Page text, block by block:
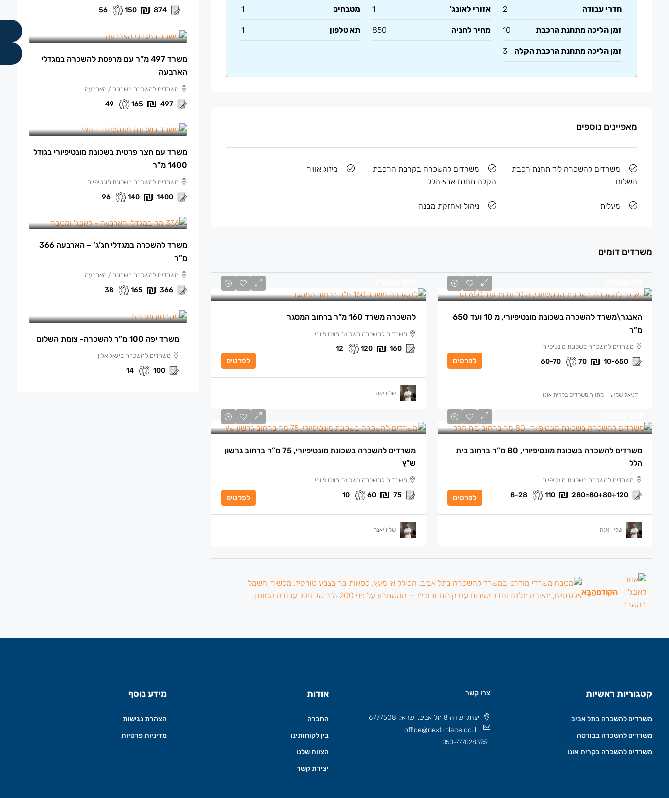
חדרי עבודה 2 אזורי לאונג' 1 מטבחים 1
זמן הליכה מתחנת הרכבת 10 מחיר לחניה 850 תא טלפון 1
זמן הליכה מתחנת הרכבת הקלה 3
מאפיינים נוספים
משרדים להשכרה ליד תחנת רכבת
השלום
משרדים להשכרה בקרבת הרכבת
הקלה תחנת אבא הלל
מיזוג אוויר
מעלית ניהול ואחזקת מבנה
משרדים דומים
האנגר\משרד להשכרה בשכונת מונטיפיורי, מ 10 ועד 650
מ”ר
משרדים להשכרה בשכונת מונטיפיורי
10-650
70
60-70 לפרטים
דניאל שמיע – מתווך משרדים בקרית אונו
להשכרה משרד 160 מ”ר ברחוב המסגר
משרדים להשכרה בשכונת מונטיפיורי
160
120
12
לפרטים
שליו יאנה
משרדים להשכרה בשכונת מונטיפיורי, 80 מ”ר ברחוב בית
הלל
משרדים להשכרה בשכונת מונטיפיורי
80+80+120=280
110
8-28 לפרטים
שליו יאנה
משרדים להשכרה בשכונת מונטיפיורי, 75 מ”ר ברחוב גרשון
ש”ץ
משרדים להשכרה בשכונת מונטיפיורי
75
60
10 לפרטים
שליו יאנה
הקודםהַבָּא
874
150
56
משרד 497 מ”ר עם מרפסת להשכרה במגדלי
הארבעה
משרדים להשכרה בשרונה / הארבעה
497
165
49
משרד עם חצר פרטית בשכונת מונטיפיורי בגודל
1400 מ”ר
משרדים להשכרה בשכונת מונטיפיורי
1400
140
96
משרד להשכרה במגדלי חג’ג’ – הארבעה 366
מ”ר
משרדים להשכרה בשרונה / הארבעה
366
165
38
משרד יפה 100 מ”ר להשכרה- צומת השלום
משרדים להשכרה ביגאל אלון
100
14
קטגוריות ראשיות
משרדים להשכרה בתל אביב
משרדים להשכרה בבורסה
משרדים להשכרה בקרית אונו
צרו קשר
יצחק שדה 8 תל אביב, ישראל 6777508
office@next-place.co.il
☏
050-7770283
אודות
החברה
בין לקוחותינו
הצוות שלנו
יצירת קשר
מידע נוסף
הצהרת נגישות
מדיניות פרטיות